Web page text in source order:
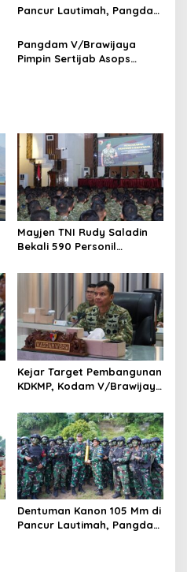
Pancur Lautimah, Pangdam
Prajurit Naga Karimata
Pangdam V/Brawijaya
Pimpin Sertijab Asops
Mayjen TNI Rudy Saladin
Bekali 590 Personil
TP Jajaran Kodam
Kejar Target Pembangunan
KDKMP, Kodam V/Brawijaya
Lapangan
Dentuman Kanon 105 Mm di
Pancur Lautimah, Pangdam